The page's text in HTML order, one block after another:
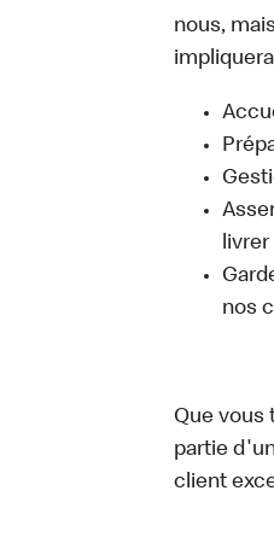
nous,
livrer
nos
Que vous
partie
client